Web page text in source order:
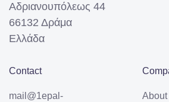
Αδριανουπόλεως 44
66132 Δράμα
Ελλάδα
Contact
mail@1epal- About